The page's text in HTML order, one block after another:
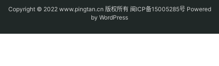
Copyright © 2022 www.pingtan.cn 版权所有 闽ICP备15005285号Powered
by WordPress